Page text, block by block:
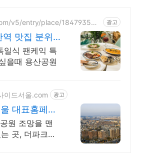
v5/entry/place/184793507
광고
맛집 분위
식
일식 팬케익 특
을때 용산공원
이드서울.com 광고
대표홈페이
규모 프로젝
원 조망을 맨
곳, 더파크사